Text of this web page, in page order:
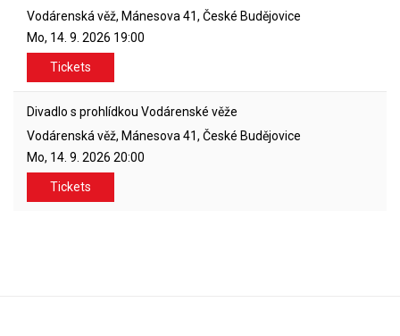
Vodárenská věž, Mánesova 41, České Budějovice
Mo, 14. 9. 2026 19:00
Tickets
Divadlo s prohlídkou Vodárenské věže
Vodárenská věž, Mánesova 41, České Budějovice
Mo, 14. 9. 2026 20:00
Tickets